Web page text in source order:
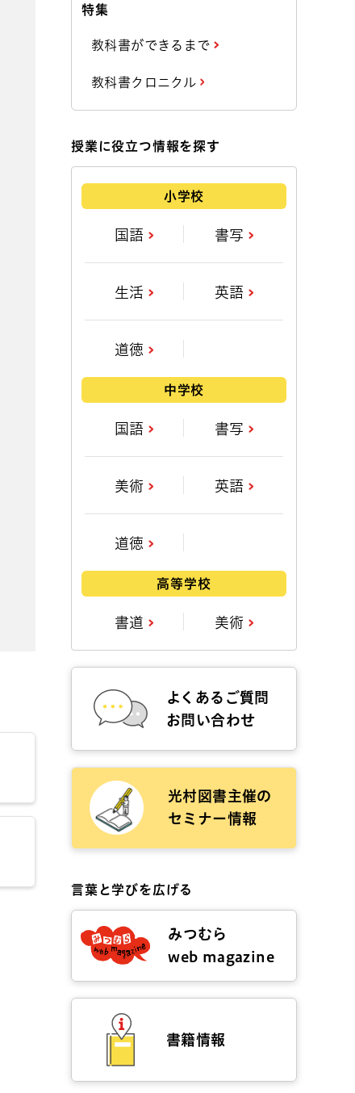
特集
教科書ができるまで
教科書クロニクル
授業に役立つ情報を探す
小学校
国語 書写
生活 英語
道徳
中学校
国語 書写
美術 英語
道徳
高等学校
書道 美術
よくあるご質問
お問い合わせ
光村図書主催の
セミナー情報
言葉と学びを広げる
みつむら
web magazine
書籍情報